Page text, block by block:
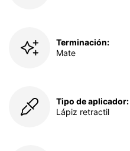
Terminación:
Mate
Tipo de aplicador:
Lápiz retractil